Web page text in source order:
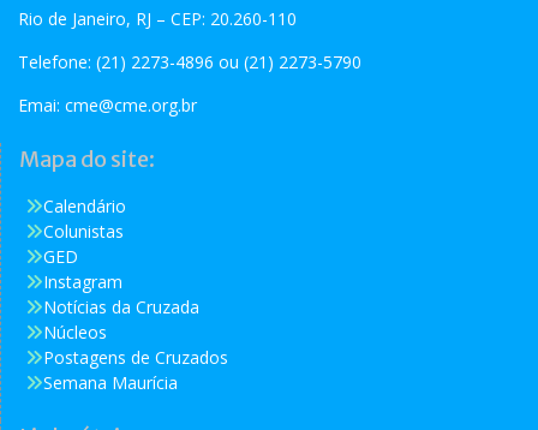
Rio de Janeiro, RJ – CEP: 20.260-110
Telefone: (21) 2273-4896 ou (21) 2273-5790
Emai: cme@cme.org.br
Mapa do site:
Calendário
Colunistas
GED
Instagram
Notícias da Cruzada
Núcleos
Postagens de Cruzados
Semana Maurícia